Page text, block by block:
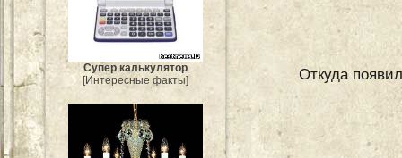
Супер калькулятор
[Интересные факты]
Откуда